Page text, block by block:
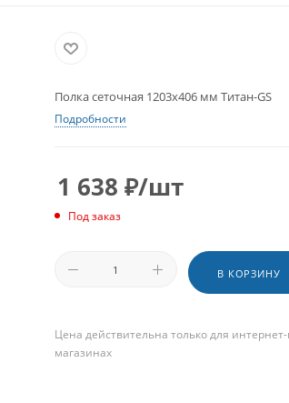
Полка сеточная 1203х406 мм Титан-GS
Подробности
1 638 ₽/шт
Под заказ
В КОРЗИНУ
Цена действительна только для
магазинах